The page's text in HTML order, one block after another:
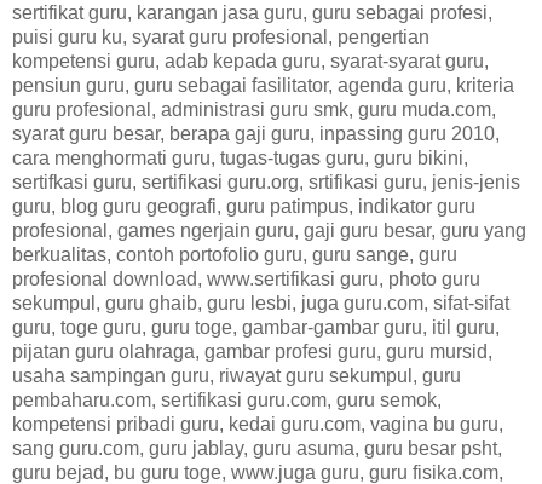
sertifikat guru, karangan jasa guru, guru sebagai profesi,
puisi guru ku, syarat guru profesional, pengertian
kompetensi guru, adab kepada guru, syarat-syarat guru,
pensiun guru, guru sebagai fasilitator, agenda guru, kriteria
guru profesional, administrasi guru smk, guru muda.com,
syarat guru besar, berapa gaji guru, inpassing guru 2010,
cara menghormati guru, tugas-tugas guru, guru bikini,
sertifkasi guru, sertifikasi guru.org, srtifikasi guru, jenis-jenis
guru, blog guru geografi, guru patimpus, indikator guru
profesional, games ngerjain guru, gaji guru besar, guru yang
berkualitas, contoh portofolio guru, guru sange, guru
profesional download, www.sertifikasi guru, photo guru
sekumpul, guru ghaib, guru lesbi, juga guru.com, sifat-sifat
guru, toge guru, guru toge, gambar-gambar guru, itil guru,
pijatan guru olahraga, gambar profesi guru, guru mursid,
usaha sampingan guru, riwayat guru sekumpul, guru
pembaharu.com, sertifikasi guru.com, guru semok,
kompetensi pribadi guru, kedai guru.com, vagina bu guru,
sang guru.com, guru jablay, guru asuma, guru besar psht,
guru bejad, bu guru toge, www.juga guru, guru fisika.com,